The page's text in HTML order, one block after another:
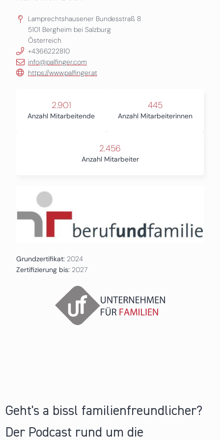
Lamprechtshausener Bundesstraß 8
5101 Bergheim bei Salzburg
Österreich
+4366222810
info@palfinger.com
https://www.palfinger.at
2.901
Anzahl Mitarbeitende
445
Anzahl Mitarbeiterinnen
2.456
Anzahl Mitarbeiter
Grundzertifikat: 2024
Zertifizierung bis: 2027
Geht's a bissl familienfreundlicher?
Der Podcast rund um die